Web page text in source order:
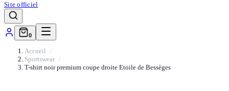
Site officiel
0
Accueil
Sportswear
T-shirt noir premium coupe droite Etoile de Bessèges